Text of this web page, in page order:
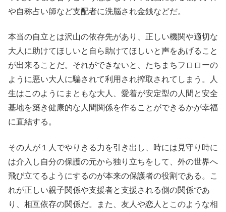
や自称占い師など支配者に洗脳され金銭などだ。
本当の自立とは沢山の依存先があり、正しい機関や適切な
大人に助けてほしいと自ら助けてほしいと声をあげること
が出来ることだ。それができないと、たちまちフロローの
ように悪い大人に騙されて利用され搾取されてしまう。人
生はこのようにまともな大人、愛着が安定型の人間と安全
基地を築き健康的な人間関係を作ることができるかが幸福
に直結する。
その人が１人でやりきる力を引き出し、時には見守り時に
は介入し自分の保護の元から独り立ちをして、外の世界へ
飛び立てるようにするのが本来の保護者の役割である。こ
れが正しい親子関係や支援者と支援される側の関係であ
り、相互依存の関係だ。また、友人や恋人とこのような相